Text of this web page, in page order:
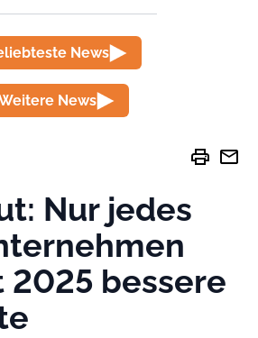
News
News
print mail
Nur jedes
bessere